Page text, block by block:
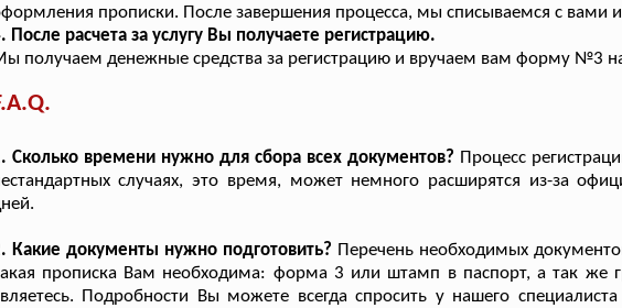
прописки. После завершения процесса, мы списываемся с вами
После расчета за услугу Вы получаете регистрацию.
получаем денежные средства за регистрацию и вручаем вам форму №3
Сколько времени нужно для сбора всех документов? Процесс
случаях, это время, может немного расширятся из-за
Какие документы нужно подготовить? Перечень необходимых
прописка Вам необходима: форма 3 или штамп в паспорт, а так же
Подробности Вы можете всегда спросить у нашего